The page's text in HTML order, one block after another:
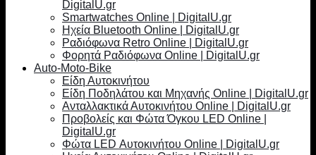
DigitalU.gr
Smartwatches Online | DigitalU.gr
Ηχεία Bluetooth Online | DigitalU.gr
Ραδιόφωνα Retro Online | DigitalU.gr
Φορητά Ραδιόφωνα Online | DigitalU.gr
Auto-Moto-Bike
Είδη Αυτοκινήτου
Είδη Ποδηλάτου και Μηχανής Online | DigitalU.gr
Ανταλλακτικά Αυτοκινήτου Online | DigitalU.gr
Προβολείς και Φώτα Όγκου LED Online |
DigitalU.gr
Φώτα LED Αυτοκινήτου Online | DigitalU.gr